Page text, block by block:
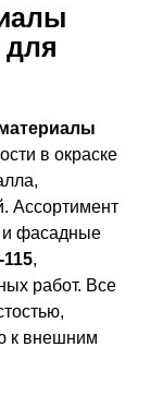
в окраске
Ассортимент
и фасадные
,
работ. Все
к внешним